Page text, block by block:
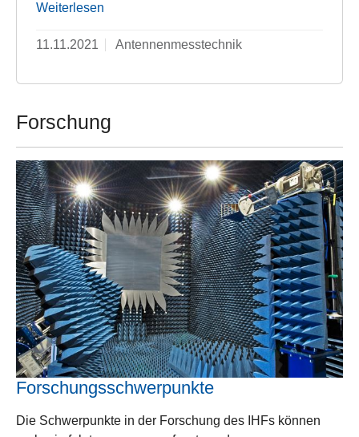
Weiterlesen
11.11.2021 Antennenmesstechnik
Forschung
Forschungsschwerpunkte
Die Schwerpunkte in der Forschung des IHFs können